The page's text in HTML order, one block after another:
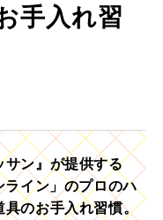
手入れ習
サン』が提供する
イン」のプロのハ
具のお手入れ習慣。